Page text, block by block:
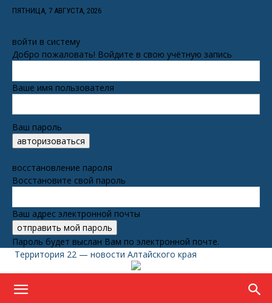
ПЯТНИЦА, 7 АВГУСТА, 2026
войти в систему
Добро пожаловать! Войдите в свою учётную запись
Ваше имя пользователя
Ваш пароль
восстановление пароля
Восстановите свой пароль
Ваш адрес электронной почты
Пароль будет выслан Вам по электронной почте.
Территория 22 — новости Алтайского края